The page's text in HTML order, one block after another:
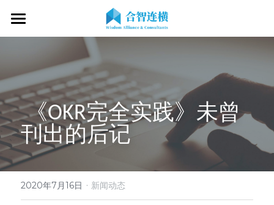
首页
关于我们
关于我们
OKR专家
战略伙伴
客户见证
专业服务
OKR服务体系
OKR系统落地陪跑
OKR战略解码
OKR教练认证
了解COC
OKR证书查询
学习资源
专家视频
新闻动态
《OKR完全实践》未曾
刊出的后记
2020年7月16日 · 新闻动态